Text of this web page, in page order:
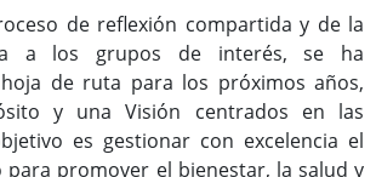
Provincial
de trabajo
Local e Innovación
de reflexión compartida y de la
a los grupos de interés, se ha
de ruta para los próximos años,
y una Visión centrados en las
es gestionar con excelencia el
promover el bienestar, la salud y